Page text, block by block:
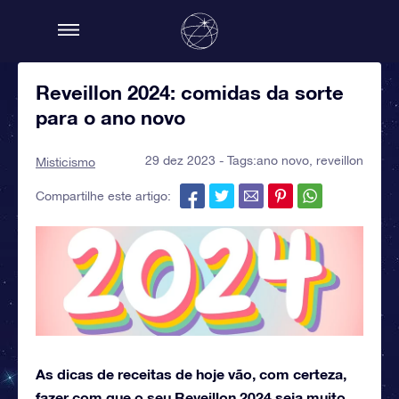
Reveillon 2024: comidas da sorte
para o ano novo
Misticismo 29 dez 2023 - Tags:ano novo reveillon
Compartilhe este artigo:
As dicas de receitas de hoje vão, com certeza,